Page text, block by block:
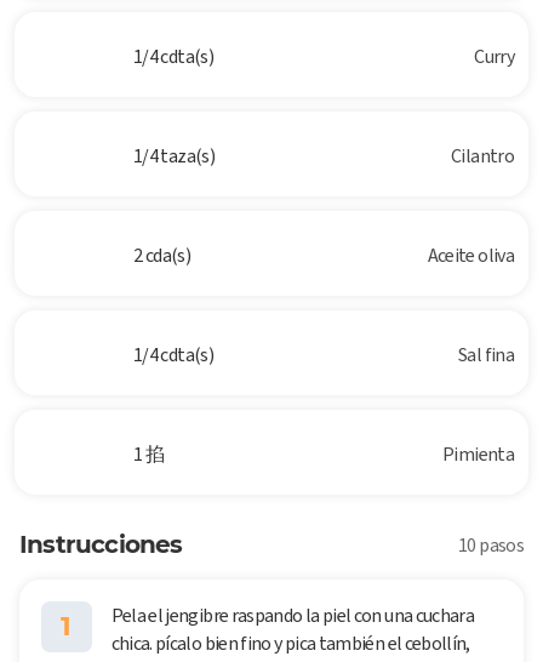
1/4 cdta(s) Curry
1/4 taza(s) Cilantro
2 cda(s) Aceite oliva
1/4 cdta(s) Sal fina
1 掐 Pimienta
Instrucciones 10 pasos
1
Pela el jengibre raspando la piel con una cuchara
chica. pícalo bien fino y pica también el cebollín,